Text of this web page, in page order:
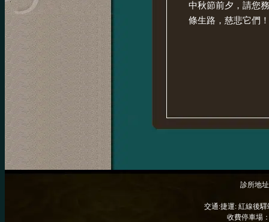
中秋節前夕，請您
條生路，慈悲它們
診所地
交通:捷運: 紅線後
收費停車場